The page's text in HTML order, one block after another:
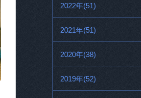
2022年(51)
2021年(51)
2020年(38)
2019年(52)